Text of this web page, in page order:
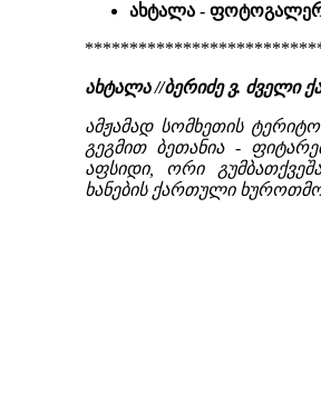
ახტალა -
ახტალა //ბერიძე ვ.
ამჟამად სომხეთის
გეგმით ბეთანია -
აფსიდი, ორი
ხანების ქართული